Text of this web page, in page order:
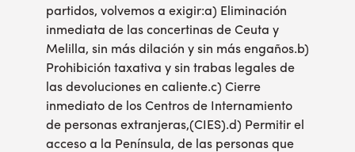
partidos, volvemos a exigir:a) Eliminación
inmediata de las concertinas de Ceuta y
Melilla, sin más dilación y sin más engaños.b)
Prohibición taxativa y sin trabas legales de
las devoluciones en caliente.c) Cierre
inmediato de los Centros de Internamiento
de personas extranjeras,(CIES).d) Permitir el
acceso a la Península, de las personas que